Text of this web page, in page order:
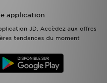
application
JD. Accèdez aux offres
tendances du moment